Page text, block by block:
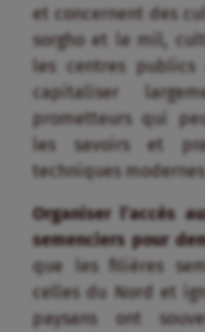
et concernent des
sorgho et le mil,
les centres
capitaliser
prometteurs qui
les savoirs et
techniques
Organiser l’accès
semenciers pour
que les filières
celles du Nord et
paysans ont